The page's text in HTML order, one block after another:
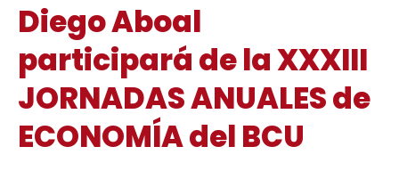
Diego Aboal
participará de la XXXIII
JORNADAS ANUALES de
ECONOMÍA del BCU